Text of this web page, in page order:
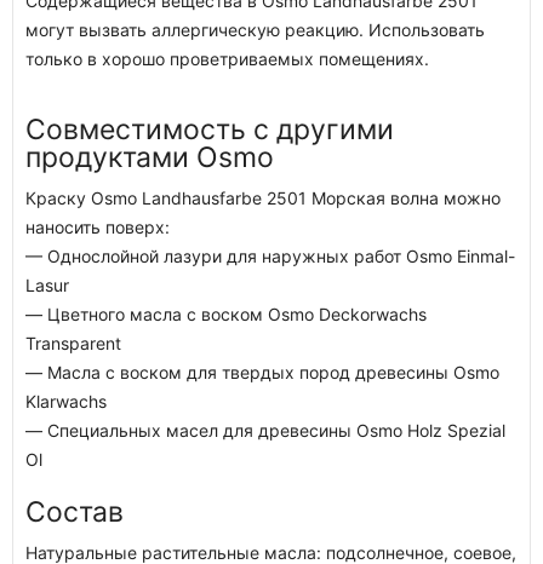
могут вызвать аллергическую реакцию. Использовать
только в хорошо проветриваемых помещениях.
Совместимость с другими
продуктами Osmo
Краску Osmo Landhausfarbe 2501 Морская волна можно
наносить поверх:
— Однослойной лазури для наружных работ Osmo Einmal-
Lasur
— Цветного масла с воском Osmo Deckorwachs
Transparent
— Масла с воском для твердых пород древесины Osmo
Klarwachs
— Специальных масел для древесины Osmo Holz Spezial
Ol
Состав
Натуральные растительные масла: подсолнечное, соевое,